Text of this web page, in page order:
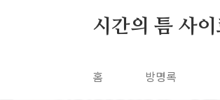
시간의 틈 사
홈 방명록